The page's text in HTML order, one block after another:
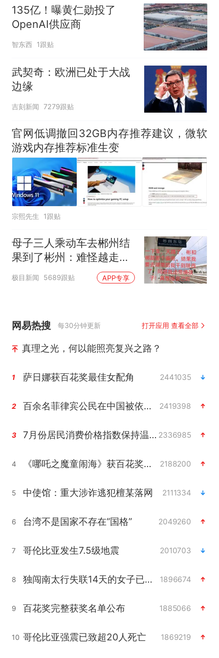
135亿！曝黄仁勋投了
OpenAI供应商
智东西 1跟贴
武契奇：欧洲已处于大战
边缘
吉刻新闻 7279跟贴
官网低调撤回32GB内存推荐建议，微软
游戏内存推荐标准生变
宗熙先生 1跟贴
母子三人乘动车去郴州结
果到了彬州：难怪越走越
冷
极目新闻 5689跟贴 APP专享
网易热搜 每30分钟更新 打开应用 查看全部
真理之光，何以能照亮复兴之路？
1 萨日娜获百花奖最佳女配角 2441035
2 百余名菲律宾公民在中国被依法处理 2419398
3 7月份居民消费价格指数保持温和上涨 2336985
4 《哪吒之魔童闹海》获百花奖最佳影片奖 2188200
5 中使馆：重大涉诈逃犯檀某落网 2111334
6 台湾不是国家不存在“国格” 2049260
7 哥伦比亚发生7.5级地震 2010703
8 独闯南太行失联14天的女子已找到 1896674
9 百花奖完整获奖名单公布 1885066
10 哥伦比亚强震已致超20人死亡 1869219